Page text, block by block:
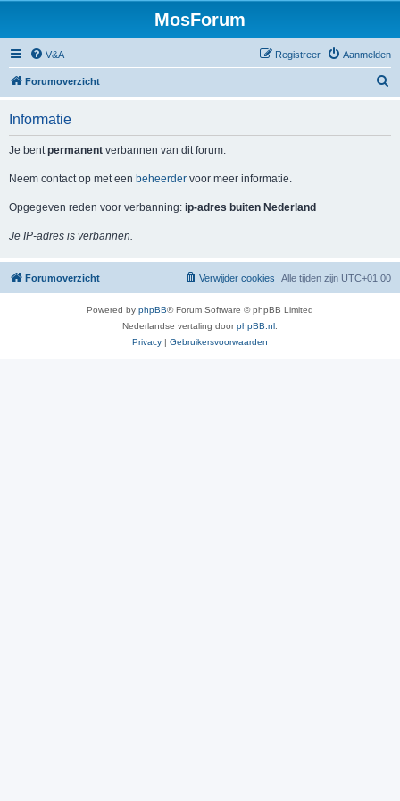
MosForum
V&A Aanmelden
Registreer
Forumoverzicht
Informatie
Je bentpermanent verbannen van dit forum.
Neem contact op met een beheerder voor meer informatie.
Opgegeven reden voor verbanning: ip-adres buiten Nederland
Je IP-adres is verbannen.
Forumoverzicht Alle tijden zijn UTC+01:00
Verwijder cookies
Powered by phpBB® Forum Software © phpBB Limited
Nederlandse vertaling doorphpBB.nl
Privacy | Gebruikersvoorwaarden